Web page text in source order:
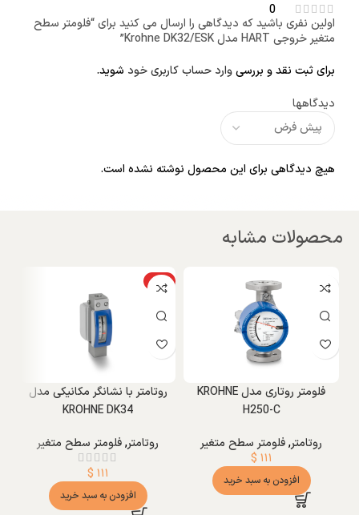
0
دیدگاهها
هیچ دیدگاهی برای این محصول نوشته نشده است.
اولین نفری باشید که دیدگاهی را ارسال می کنید برای “فلومتر سطح
متغیر خروجی HART مدل Krohne DK32/ESK”
برای ثبت نقد و بررسیوارد حساب کاربری خود شوید.
محصولات مشابه
فلومتر روتاری مدل KROHNE
H250-C
روتامتر,فلومتر سطح متغیر
$ ۱۱۱
افزودن به سبد خرید
ویژه
روتامتر با نشانگر مکانیکی مدل
KROHNE DK34
روتامتر,فلومتر سطح متغیر
$ ۱۱۱
افزودن به سبد خرید